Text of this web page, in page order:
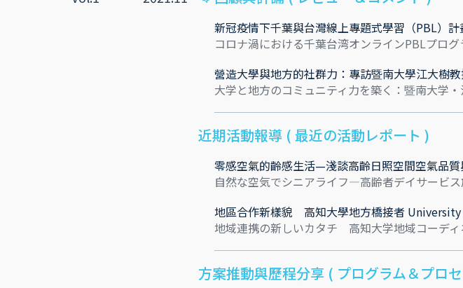
新冠疫情下千葉與台灣線上專題式學習（PBL）
コロナ渦における千葉台湾オンラインPBLプロ
營造大學與地方的社群力：專訪暨南大學江大樹
大学と地方のコミュニティ力を築く：暨南大学
近期活動報導 ( 最近の活動レポート )
零感空氣的齡感生活—淺談高齡日照空間空氣品
自然な空気でシニアライフ―高齢者デイサービ
地區合作新樣貌 高知大學地方橋接者
地域連携の新しいカタチ 高知大学地域コーデ
方案推動與歷程分享 ( プログラム＆プロ